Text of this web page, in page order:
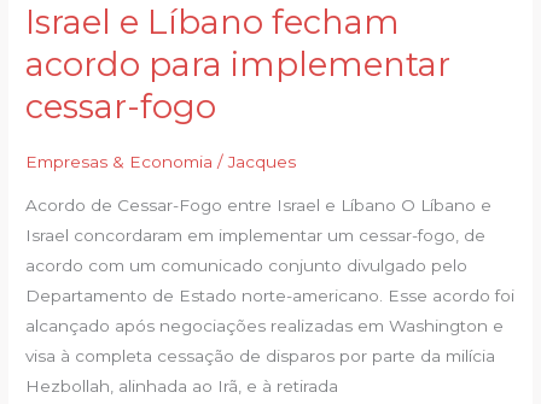
Israel e Líbano fecham
acordo para implementar
cessar-fogo
Empresas & Economia /Jacques
Acordo de Cessar-Fogo entre Israel e Líbano O Líbano e
Israel concordaram em implementar um cessar-fogo, de
acordo com um comunicado conjunto divulgado pelo
Departamento de Estado norte-americano. Esse acordo foi
alcançado após negociações realizadas em Washington e
visa à completa cessação de disparos por parte da milícia
Hezbollah, alinhada ao Irã, e à retirada
Israel
Líbano
fecham
para
implementar
cessar-